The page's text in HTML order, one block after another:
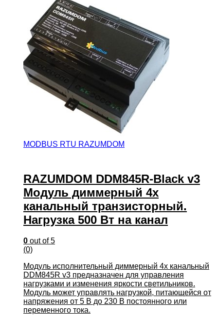
MODBUS RTU RAZUMDOM
RAZUMDOM DDM845R-Black v3
Модуль диммерный 4х
канальный транзисторный.
Нагрузка 500 Вт на канал
0 out of 5
(0)
Модуль исполнительный диммерный 4х канальный
DDM845R v3 предназначен для управления
нагрузками и изменения яркости светильников.
Модуль может управлять нагрузкой, питающейся от
напряжения от 5 В до 230 В постоянного или
переменного тока.